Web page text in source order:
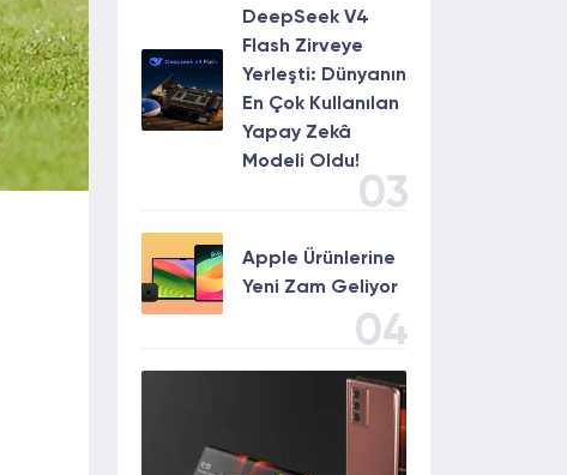
DeepSeek V4
Flash Zirveye
Yerleşti: Dünyanın
En Çok Kullanılan
Yapay Zekâ
Modeli Oldu!
03
Apple Ürünlerine
Yeni Zam Geliyor
04